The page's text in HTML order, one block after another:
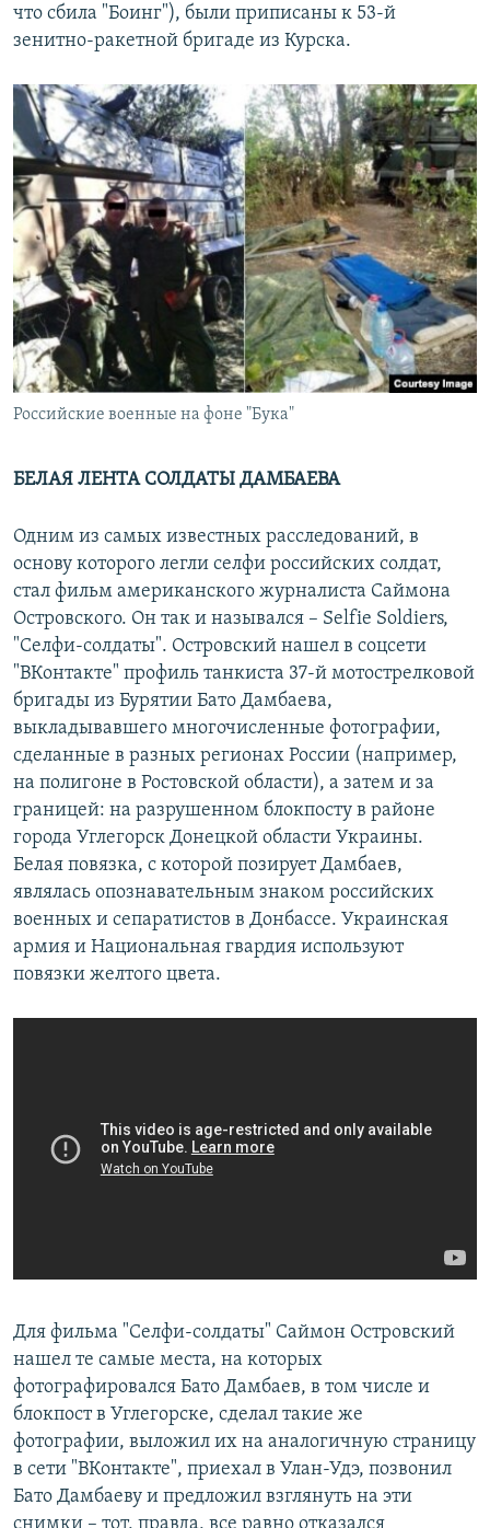
что сбила "Боинг"), были приписаны к 53-й
зенитно-ракетной бригаде из Курска.
Российские военные на фоне "Бука"
БЕЛАЯ ЛЕНТА СОЛДАТЫ ДАМБАЕВА
Одним из самых известных расследований, в
основу которого легли селфи российских солдат,
стал фильм американского журналиста Саймона
Островского. Он так и назывался – Selfie Soldiers,
"Селфи-солдаты". Островский нашел в соцсети
"ВКонтакте" профиль танкиста 37-й мотострелковой
бригады из Бурятии Бато Дамбаева,
выкладывавшего многочисленные фотографии,
сделанные в разных регионах России (например,
на полигоне в Ростовской области), а затем и за
границей: на разрушенном блокпосту в районе
города Углегорск Донецкой области Украины.
Белая повязка, с которой позирует Дамбаев,
являлась опознавательным знаком российских
военных и сепаратистов в Донбассе. Украинская
армия и Национальная гвардия используют
повязки желтого цвета.
Для фильма "Селфи-солдаты" Саймон Островский
нашел те самые места, на которых
фотографировался Бато Дамбаев, в том числе и
блокпост в Углегорске, сделал такие же
фотографии, выложил их на аналогичную страницу
в сети "ВКонтакте", приехал в Улан-Удэ, позвонил
Бато Дамбаеву и предложил взглянуть на эти